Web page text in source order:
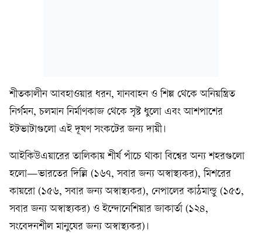
শীতকালীন আবহাওয়ার ধরন, যানবাহন ও শিল্প থেকে অনিয়ন্ত্রিত
নির্গমন, চলমান নির্মাণকাজ থেকে সৃষ্ট ধুলো এবং আশপাশের
ইটভাটাগুলো এই দূষণ সংকটের জন্য দায়ী।
আইকিউএয়ারের তালিকায় শীর্ষ পাঁচে থাকা বিশ্বের অন্য শহরগুলো
হলো—ভারতের দিল্লি (১৬৭, সবার জন্য অস্বাস্থ্যকর), মিশরের
কায়রো (১৫৬, সবার জন্য অস্বাস্থ্যকর), নেপালের কাঠমান্ডু (১৫৩,
সবার জন্য অস্বাস্থ্যকর) ও ইন্দোনেশিয়ার জাকার্তা (১২৪,
সংবেদনশীল মানুষের জন্য অস্বাস্থ্যকর)।